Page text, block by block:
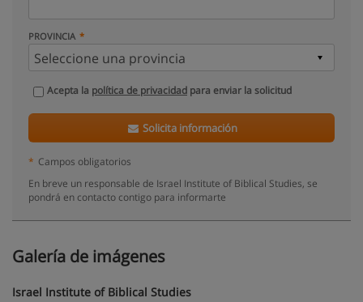
PROVINCIA
Acepta la política de privacidad para enviar la solicitud
Solicita información
* Campos obligatorios
En breve un responsable de Israel Institute of Biblical Studies, se
pondrá en contacto contigo para informarte
Galería de imágenes
Israel Institute of Biblical Studies